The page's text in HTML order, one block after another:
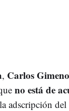
, Carlos Gimeno
no está de
adscripción del